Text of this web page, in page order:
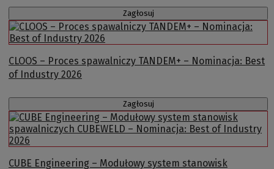
Zagłosuj
CLOOS – Proces spawalniczy TANDEM+ – Nominacja: Best
of Industry 2026
Zagłosuj
CUBE Engineering – Modułowy system stanowisk